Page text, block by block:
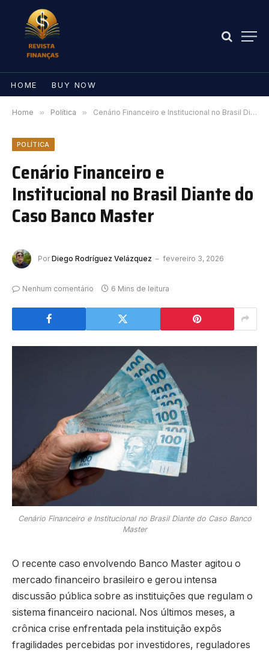
HOME BUY NOW
Home » Política » Cenário Financeiro e Institucional no Brasil Diante do Caso Banco Master
POLÍTICA
Cenário Financeiro e
Institucional no Brasil Diante do
Caso Banco Master
Por Diego Rodríguez Velázquez fevereiro 3, 2026
Nenhum comentário 6 Mins de leitura
Cenário Financeiro e Institucional no Brasil Diante do Caso Banco
Master
O recente caso envolvendo Banco Master agitou o
mercado financeiro brasileiro e gerou intensa
discussão pública sobre as instituições que regulam o
sistema financeiro nacional. Nos últimos meses, a
crônica crise enfrentada pela instituição expôs
fragilidades percebidas por investidores, reguladores